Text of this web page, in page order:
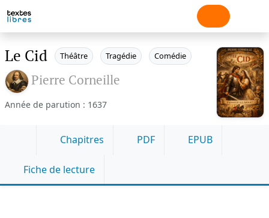
Le Cid Théâtre Tragédie Comédie
Pierre Corneille
Année de parution : 1637
Chapitres PDF EPUB
Fiche de lecture